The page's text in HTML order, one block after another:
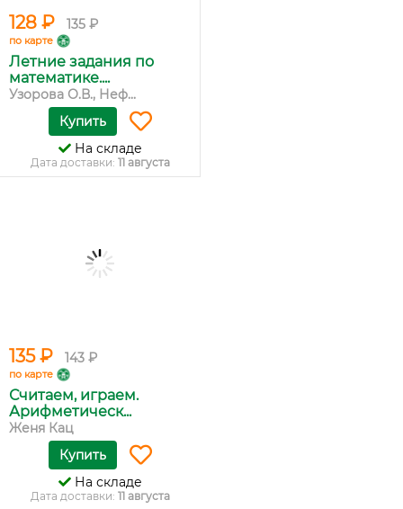
128 ₽ 135 ₽
по карте
Летние задания по
математике....
Узорова О.В., Неф...
Купить
На складе
Дата доставки: 11 августа
135 ₽ 143 ₽
по карте
Считаем, играем.
Арифметическ...
Женя Кац
Купить
На складе
Дата доставки: 11 августа